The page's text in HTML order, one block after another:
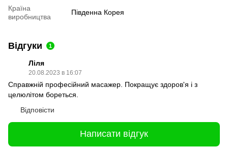
Країна
виробництва
Південна Корея
Відгуки 1
Ліля
20.08.2023 в 16:07
Справжній професійний масажер. Покращує здоров'я і з
целюлітом бореться.
Відповісти
Написати відгук